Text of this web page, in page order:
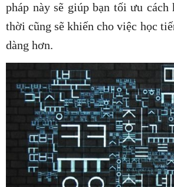
pháp này sẽ giúp bạn tối ưu cách
thời cũng sẽ khiến cho việc học
dàng hơn.